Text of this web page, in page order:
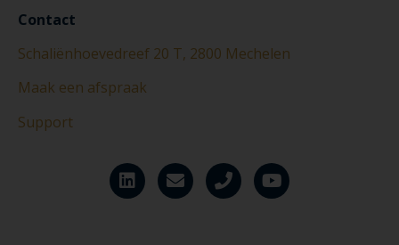
Contact
Schaliënhoevedreef 20 T, 2800 Mechelen
Maak een afspraak
Support